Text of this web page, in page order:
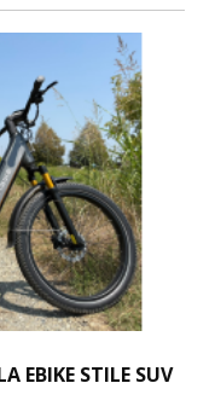
EBIKE STILE SUV